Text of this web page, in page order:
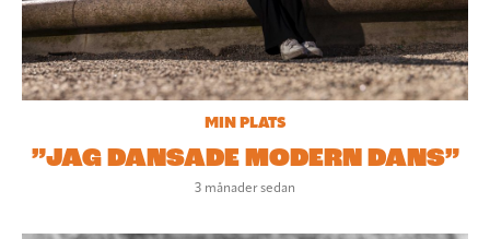
MIN PLATS
”JAG DANSADE MODERN DANS”
3 månader sedan